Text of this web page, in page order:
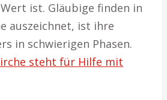
ist. Gläubige finden in
auszeichnet, ist ihre
in schwierigen Phasen.
steht für Hilfe mit